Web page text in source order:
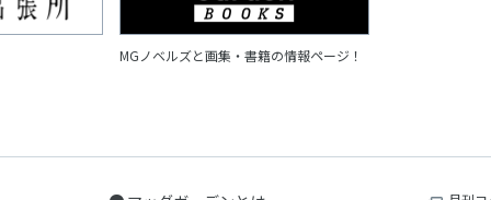
MGノベルズと画集・書籍の情報ページ！